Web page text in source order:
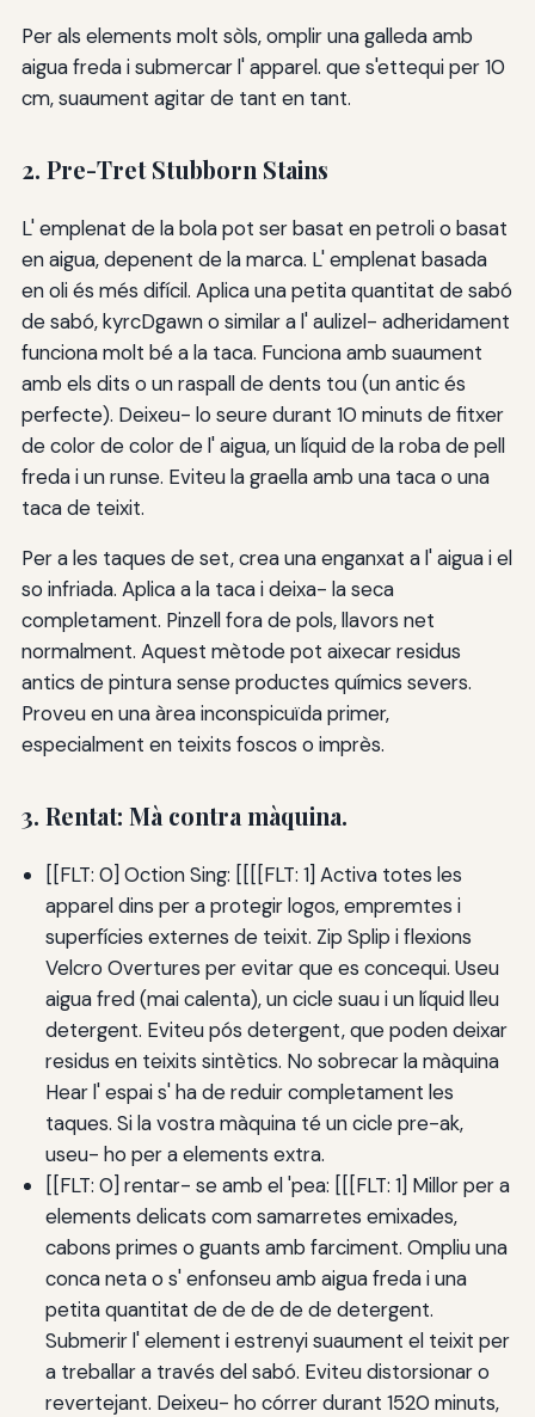
Per als elements molt sòls, omplir una galleda amb
aigua freda i submercar l' apparel. que s'ettequi per 10
cm, suaument agitar de tant en tant.
2. Pre-Tret Stubborn Stains
L' emplenat de la bola pot ser basat en petroli o basat
en aigua, depenent de la marca. L' emplenat basada
en oli és més difícil. Aplica una petita quantitat de sabó
de sabó, kyrcDgawn o similar a l' aulizel- adheridament
funciona molt bé a la taca. Funciona amb suaument
amb els dits o un raspall de dents tou (un antic és
perfecte). Deixeu- lo seure durant 10 minuts de fitxer
de color de color de l' aigua, un líquid de la roba de pell
freda i un runse. Eviteu la graella amb una taca o una
taca de teixit.
Per a les taques de set, crea una enganxat a l' aigua i el
so infriada. Aplica a la taca i deixa- la seca
completament. Pinzell fora de pols, llavors net
normalment. Aquest mètode pot aixecar residus
antics de pintura sense productes químics severs.
Proveu en una àrea inconspicuïda primer,
especialment en teixits foscos o imprès.
3. Rentat: Mà contra màquina.
[[FLT: 0] Oction Sing: [[[[FLT: 1] Activa totes les
apparel dins per a protegir logos, empremtes i
superfícies externes de teixit. Zip Splip i flexions
Velcro Overtures per evitar que es concequi. Useu
aigua fred (mai calenta), un cicle suau i un líquid lleu
detergent. Eviteu pós detergent, que poden deixar
residus en teixits sintètics. No sobrecar la màquina
Hear l' espai s' ha de reduir completament les
taques. Si la vostra màquina té un cicle pre-ak,
useu- ho per a elements extra.
[[FLT: 0] rentar- se amb el 'pea: [[[FLT: 1] Millor per a
elements delicats com samarretes emixades,
cabons primes o guants amb farciment. Ompliu una
conca neta o s' enfonseu amb aigua freda i una
petita quantitat de de de de de detergent.
Submerir l' element i estrenyi suaument el teixit per
a treballar a través del sabó. Eviteu distorsionar o
revertejant. Deixeu- ho córrer durant 1520 minuts,